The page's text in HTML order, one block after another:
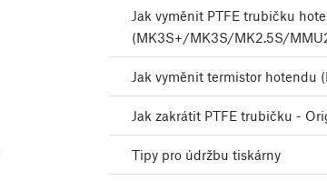
Jak vyměnit PTFE trubičku
(MK3S+/MK3S/MK2.5S/
Jak vyměnit termistor hotendu
Jak zakrátit PTFE trubičku -
Tipy pro údržbu tiskárny